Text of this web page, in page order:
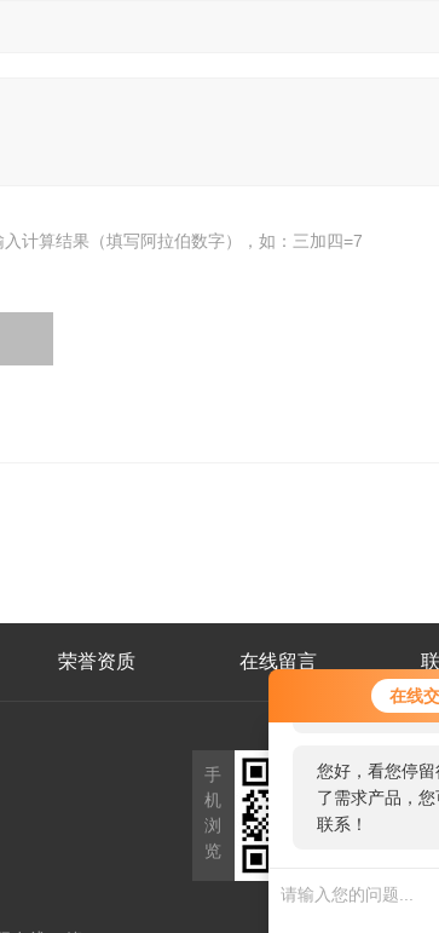
在线
您好！欢迎前
服务，请问您
您好，看您停
了需求产品，
联系！
入计算结果（填写阿拉伯数字），如：三加四=7
荣誉资质 在线留言
手
机
浏
览
公
众
号